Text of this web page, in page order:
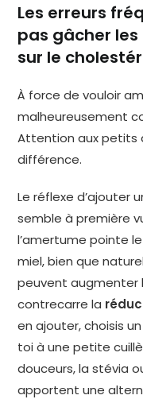
Les erreurs
pas gâcher
sur le
À force de vouloir
malheureusement
Attention aux petits
différence.
Le réflexe d’ajouter
semble à première
l’amertume pointe
miel, bien que
peuvent augmenter
contrecarre la
en ajouter, choisis
toi à une petite
douceurs, la stévia
apportent une